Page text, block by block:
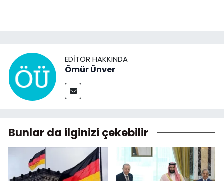
EDITÖR HAKKINDA
Ömür Ünver
Bunlar da ilginizi çekebilir